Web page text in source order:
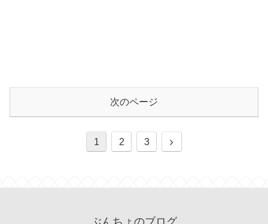
次のページ
1 2 3
ぶんちょのブログ